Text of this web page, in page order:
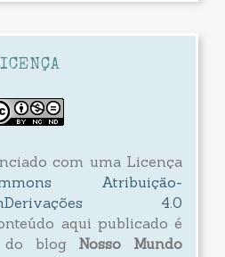
com uma Licença
Atribuição-
4.0
aqui publicado é
do blog Nosso Mundo